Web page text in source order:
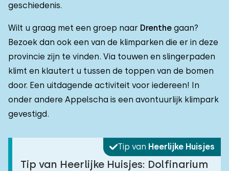
geschiedenis.
Wilt u graag met een groep naar Drenthe gaan?
Bezoek dan ook een van de klimparken die er in deze
provincie zijn te vinden. Via touwen en slingerpaden
klimt en klautert u tussen de toppen van de bomen
door. Een uitdagende activiteit voor iedereen! In
onder andere Appelscha is een avontuurlijk klimpark
gevestigd.
Tip van Heerlijke Huisjes
Tip van Heerlijke Huisjes: Dolfinarium